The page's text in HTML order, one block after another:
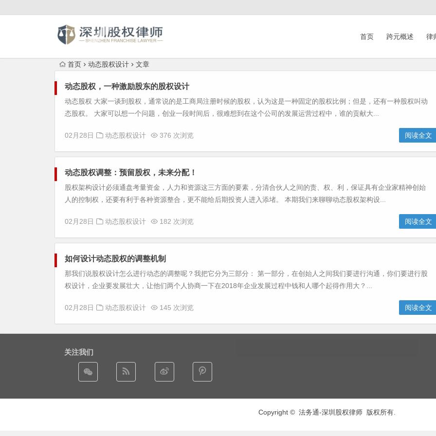
首页 跨元概述 律
首页 动态股权设计 文章
动态股权，一种激励股东的股权设计
动态股权 大家一谈到股权，通常说的是工商局注册时候的股权，认为这是一种固定的股权比例；但是，还有一种股权叫动
态股权。 大家可以想一个问题，创业一段时间后，很难想到在这个公司的发展运营过程中，谁的贡献大...
02月28日 动态股权设计 376 次浏览 阅读全文
动态股权调整：预留股权，未来分配！
股权架构设计必须通盘考量资金，人力和资源这三方面的要素，分清合伙人之间的责、权、利，保证具有企业家精神创始
人的控制权，还要有利于各种资源整合，更不能给后期投资人进入添堵。 本期我们来聊聊动态股权架构设...
02月28日 动态股权设计 182 次浏览 阅读全文
如何设计动态股权的调整机制
那我们说股权设计怎么进行动态的调整呢？我把它分为三部分： 第一部分，在创始人之间我们要进行沟通，你们要进行股
权设计，企业要发展壮大，让他们两个人协商一下在2018年企业发展过程中钱和人哪个起得作用大？...
02月28日 动态股权设计 145 次浏览 阅读全文
关注我们
Copyright © 法务通-深圳股权律师 版权所有.